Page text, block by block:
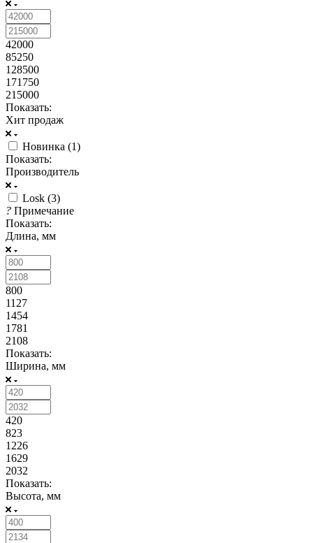
42000
85250
128500
171750
215000
Показать:
Хит продаж
Новинка (1)
Показать:
Производитель
Losk (3)
? Примечание
Показать:
Длина, мм
800
1127
1454
1781
2108
Показать:
Ширина, мм
420
823
1226
1629
2032
Показать:
Высота, мм